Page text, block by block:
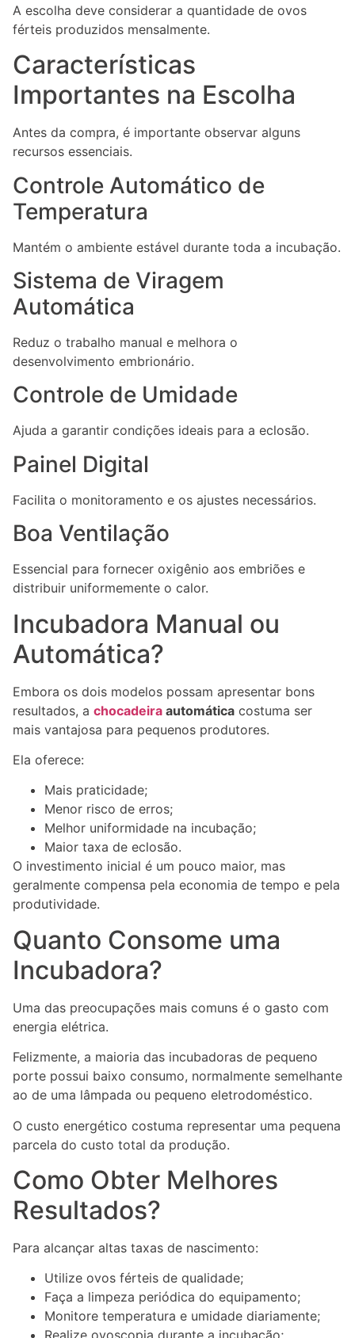
A escolha deve considerar a quantidade de ovos
férteis produzidos mensalmente.
Características
Importantes na Escolha
Antes da compra, é importante observar alguns
recursos essenciais.
Controle Automático de
Temperatura
Mantém o ambiente estável durante toda a incubação.
Sistema de Viragem
Automática
Reduz o trabalho manual e melhora o
desenvolvimento embrionário.
Controle de Umidade
Ajuda a garantir condições ideais para a eclosão.
Painel Digital
Facilita o monitoramento e os ajustes necessários.
Boa Ventilação
Essencial para fornecer oxigênio aos embriões e
distribuir uniformemente o calor.
Incubadora Manual ou
Automática?
Embora os dois modelos possam apresentar bons
resultados, a chocadeira automática costuma ser
mais vantajosa para pequenos produtores.
Ela oferece:
Mais praticidade;
Menor risco de erros;
Melhor uniformidade na incubação;
Maior taxa de eclosão.
O investimento inicial é um pouco maior, mas
geralmente compensa pela economia de tempo e pela
produtividade.
Quanto Consome uma
Incubadora?
Uma das preocupações mais comuns é o gasto com
energia elétrica.
Felizmente, a maioria das incubadoras de pequeno
porte possui baixo consumo, normalmente semelhante
ao de uma lâmpada ou pequeno eletrodoméstico.
O custo energético costuma representar uma pequena
parcela do custo total da produção.
Como Obter Melhores
Resultados?
Para alcançar altas taxas de nascimento:
Utilize ovos férteis de qualidade;
Faça a limpeza periódica do equipamento;
Monitore temperatura e umidade diariamente;